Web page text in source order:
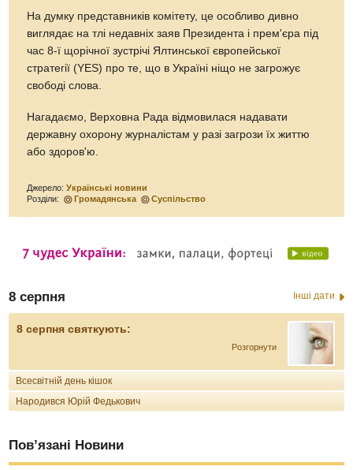
На думку представників комітету, це особливо дивно
виглядає на тлі недавніх заяв Президента і прем'єра під
час 8-ї щорічної зустрічі Ялтинської європейської
стратегії (YES) про те, що в Україні ніщо не загрожує
свободі слова.
Нагадаємо, Верховна Рада відмовилася надавати
державну охорону журналістам у разі загрози їх життю
або здоров'ю.
Джерело:Українські новини
Розділи:
Громадянська Суспільство
8 серпня Інші дати
8 серпня святкують:
Розгорнути
Всесвітній день кішок
Народився Юрій Федькович
Пов’язані Новини